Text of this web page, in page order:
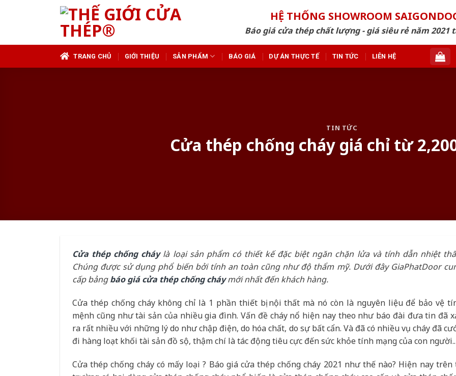
HỆ THỐNG SHOWROOM
Báo giá cửa thép chất lượng - giá siêu rẻ năm 2021
TRANG CHỦ GIỚI THIỆU SẢN PHẨM BÁO GIÁ DỰ ÁN THỰC TẾ TIN TỨC LIÊN HỆ
TIN TỨC
Cửa thép chống cháy giá chỉ từ
Cửa thép chống cháy là loại sản phẩm có thiết kế đặc biệt ngăn chặn lửa và tính dẫn nhiệt
Chúng được sử dụng phổ biến bởi tính an toàn cũng như độ thẩm mỹ. Dưới đây GiaPhatDoor
cấp bảngbáo giá cửa thép chống cháymới nhất đến khách hàng.
Cửa thép chống cháy không chỉ là 1 phần thiết bị nội thất mà nó còn là nguyên liệu để bảo vệ
mệnh cũng như tài sản của nhiều gia đình. Vấn đề cháy nổ hiện nay theo như báo đài đưa tin đã
ra rất nhiều với những lý do như chập điện, do hóa chất, do sự bất cẩn. Và đã có nhiều vụ cháy đã
đi hàng loạt khối tài sản đồ sộ, thậm chí là tác động tiêu cực đến sức khỏe tính mạng của con người..
Cửa thép chống cháy có mấy loại ? Báo giá cửa thép chống cháy 2021 như thế nào? Hiện nay trên